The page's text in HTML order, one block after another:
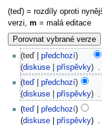
(teď) = rozdíly oproti
verzi, m = malá editace
teď předchozí
diskuse
příspěvky
teď
předchozí
diskuse
příspěvky
teď
předchozí
diskuse
příspěvky